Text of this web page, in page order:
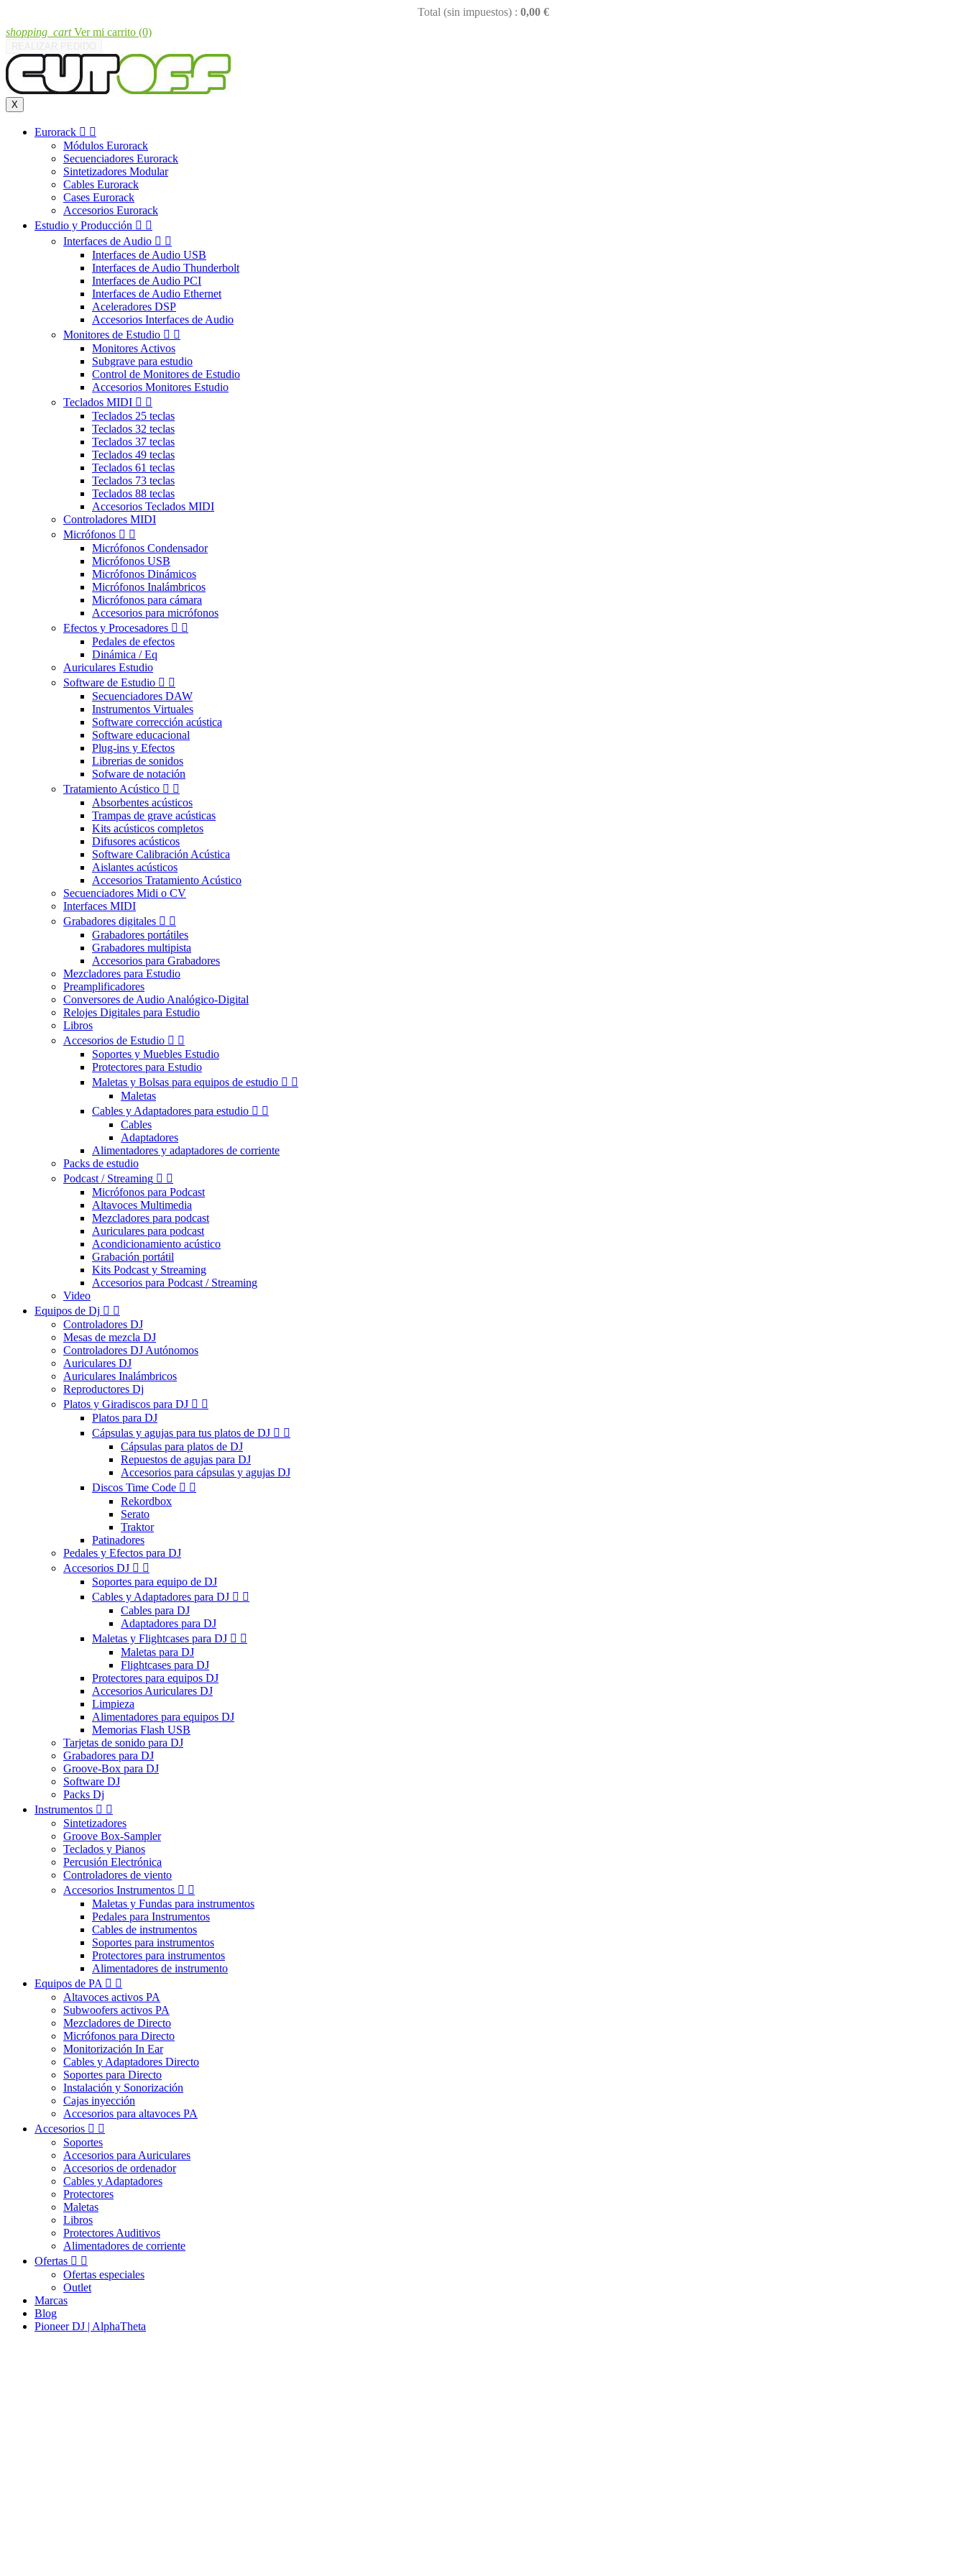
Total (sin impuestos) : 0,00 €
shopping_cart Ver mi carrito (0)
X
Eurorack  
Módulos Eurorack
Secuenciadores Eurorack
Sintetizadores Modular
Cables Eurorack
Cases Eurorack
Accesorios Eurorack
Estudio y Producción  
Interfaces de Audio  
Interfaces de Audio USB
Interfaces de Audio Thunderbolt
Interfaces de Audio PCI
Interfaces de Audio Ethernet
Aceleradores DSP
Accesorios Interfaces de Audio
Monitores de Estudio  
Monitores Activos
Subgrave para estudio
Control de Monitores de Estudio
Accesorios Monitores Estudio
Teclados MIDI  
Teclados 25 teclas
Teclados 32 teclas
Teclados 37 teclas
Teclados 49 teclas
Teclados 61 teclas
Teclados 73 teclas
Teclados 88 teclas
Accesorios Teclados MIDI
Controladores MIDI
Micrófonos  
Micrófonos Condensador
Micrófonos USB
Micrófonos Dinámicos
Micrófonos Inalámbricos
Micrófonos para cámara
Accesorios para micrófonos
Efectos y Procesadores  
Pedales de efectos
Dinámica / Eq
Auriculares Estudio
Software de Estudio  
Secuenciadores DAW
Instrumentos Virtuales
Software corrección acústica
Software educacional
Plug-ins y Efectos
Librerias de sonidos
Sofware de notación
Tratamiento Acústico  
Absorbentes acústicos
Trampas de grave acústicas
Kits acústicos completos
Difusores acústicos
Software Calibración Acústica
Aislantes acústicos
Accesorios Tratamiento Acústico
Secuenciadores Midi o CV
Interfaces MIDI
Grabadores digitales  
Grabadores portátiles
Grabadores multipista
Accesorios para Grabadores
Mezcladores para Estudio
Preamplificadores
Conversores de Audio Analógico-Digital
Relojes Digitales para Estudio
Libros
Accesorios de Estudio  
Soportes y Muebles Estudio
Protectores para Estudio
Maletas y Bolsas para equipos de estudio  
Maletas
Cables y Adaptadores para estudio  
Cables
Adaptadores
Alimentadores y adaptadores de corriente
Packs de estudio
Podcast / Streaming  
Micrófonos para Podcast
Altavoces Multimedia
Mezcladores para podcast
Auriculares para podcast
Acondicionamiento acústico
Grabación portátil
Kits Podcast y Streaming
Accesorios para Podcast / Streaming
Video
Equipos de Dj  
Controladores DJ
Mesas de mezcla DJ
Controladores DJ Autónomos
Auriculares DJ
Auriculares Inalámbricos
Reproductores Dj
Platos y Giradiscos para DJ  
Platos para DJ
Cápsulas y agujas para tus platos de DJ  
Cápsulas para platos de DJ
Repuestos de agujas para DJ
Accesorios para cápsulas y agujas DJ
Discos Time Code  
Rekordbox
Serato
Traktor
Patinadores
Pedales y Efectos para DJ
Accesorios DJ  
Soportes para equipo de DJ
Cables y Adaptadores para DJ  
Cables para DJ
Adaptadores para DJ
Maletas y Flightcases para DJ  
Maletas para DJ
Flightcases para DJ
Protectores para equipos DJ
Accesorios Auriculares DJ
Limpieza
Alimentadores para equipos DJ
Memorias Flash USB
Tarjetas de sonido para DJ
Grabadores para DJ
Groove-Box para DJ
Software DJ
Packs Dj
Instrumentos  
Sintetizadores
Groove Box-Sampler
Teclados y Pianos
Percusión Electrónica
Controladores de viento
Accesorios Instrumentos  
Maletas y Fundas para instrumentos
Pedales para Instrumentos
Cables de instrumentos
Soportes para instrumentos
Protectores para instrumentos
Alimentadores de instrumento
Equipos de PA  
Altavoces activos PA
Subwoofers activos PA
Mezcladores de Directo
Micrófonos para Directo
Monitorización In Ear
Cables y Adaptadores Directo
Soportes para Directo
Instalación y Sonorización
Cajas inyección
Accesorios para altavoces PA
Accesorios  
Soportes
Accesorios para Auriculares
Accesorios de ordenador
Cables y Adaptadores
Protectores
Maletas
Libros
Protectores Auditivos
Alimentadores de corriente
Ofertas  
Ofertas especiales
Outlet
Marcas
Blog
Pioneer DJ | AlphaTheta